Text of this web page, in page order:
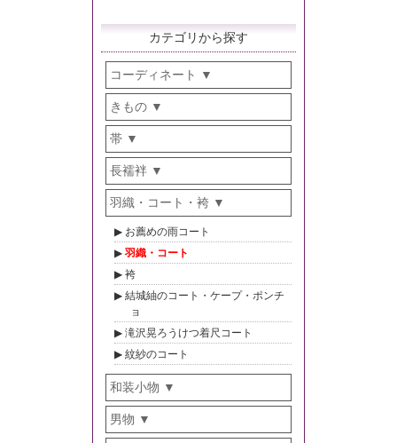
カテゴリから探す
コーディネート
きもの
帯
長襦袢
羽織・コート・袴
お薦めの雨コート
羽織・コート
袴
結城紬のコート・ケープ・ポンチ
ョ
滝沢晃ろうけつ着尺コート
紋紗のコート
和装小物
男物